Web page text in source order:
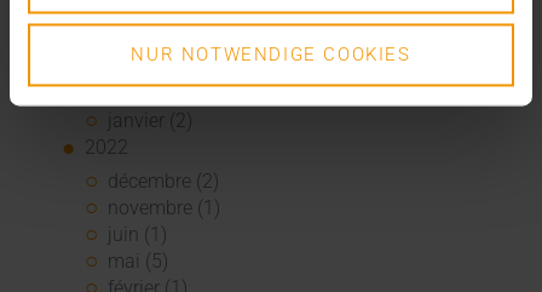
NUR NOTWENDIGE COOKIES
mai (5)
mars (1)
février (1)
janvier (2)
2022
décembre (2)
novembre (1)
juin (1)
mai (5)